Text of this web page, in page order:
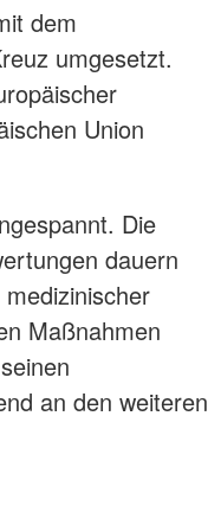
dem
umgesetzt.
Union
Die
dauern
Maßnahmen
an den weiteren